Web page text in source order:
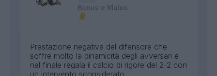
Bonus e Malus
Prestazione negativa del difensore che
soffre molto la dinamicità degli avversari e
nel finale regala il calcio di rigore del 2-2 con
un intervento sconsiderato.